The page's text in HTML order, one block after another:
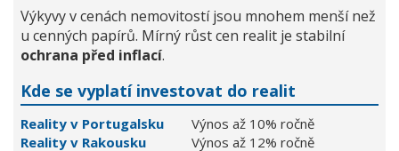
Výkyvy v cenách nemovitostí jsou mnohem menší než
u cenných papírů. Mírný růst cen realit je stabilní
ochrana před inflací.
Kde se vyplatí investovat do realit
Reality v Portugalsku
Výnos až 10% ročně
Reality v Rakousku
Výnos až 12% ročně